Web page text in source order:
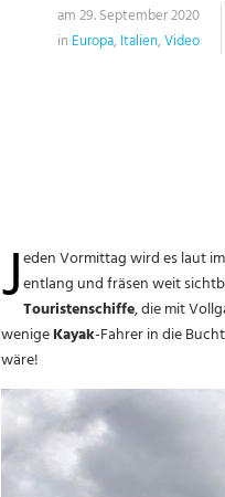
am 29. September 2020
in Europa, Italien,Video
Jeden Vormittag wird es laut
entlang und fräsen weit
Touristenschiffe, die mit
wenigeKayak-Fahrer in die
wäre!